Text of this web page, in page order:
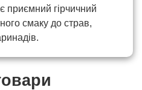
приємний гірчичний
смаку до страв,